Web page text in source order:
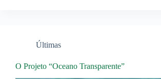
Últimas
O Projeto “Oceano Transparente”